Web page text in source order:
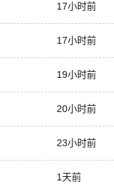
17小时前
17小时前
19小时前
20小时前
23小时前
1天前